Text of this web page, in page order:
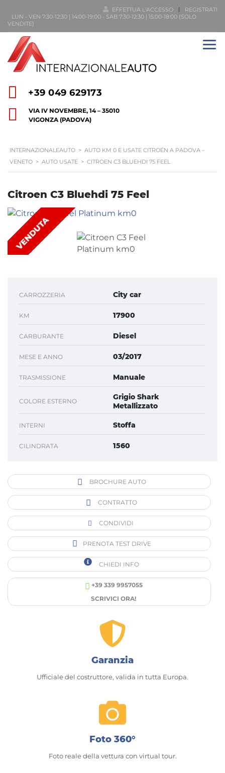
EFFETTUA L'ACCESSO
REGISTRATI
LUN - VEN 7:30-12:30 | 14:00-19:00 - SAB 7:30-12:30 | 15:00-18:00 (SOLO
VENDITE)
+39 049 629173
VIA IV NOVEMBRE, 14 – 35010
VIGONZA (PADOVA)
INTERNAZIONALEAUTO > AUTO KM 0 E USATE CITROËN A PADOVA –
VENETO > AUTO USATE > CITROEN C3 BLUEHDI 75 FEEL
Citroen C3 Bluehdi 75 Feel
VENDUTA
CARROZZERIA City car
KM 17900
CARBURANTE Diesel
MESE E ANNO 03/2017
TRASMISSIONE Manuale
COLORE ESTERNO
Grigio Shark
Metallizzato
INTERNI Stoffa
CILINDRATA 1560
BROCHURE AUTO
CONTRATTO
CONDIVIDI
PRENOTA TEST DRIVE
CHIEDI INFO
+39 339 9957055
SCRIVICI ORA!
Garanzia
Ufficiale del costruttore, valida in tutta Europa.
Foto 360°
Foto reale della vettura con virtual tour.